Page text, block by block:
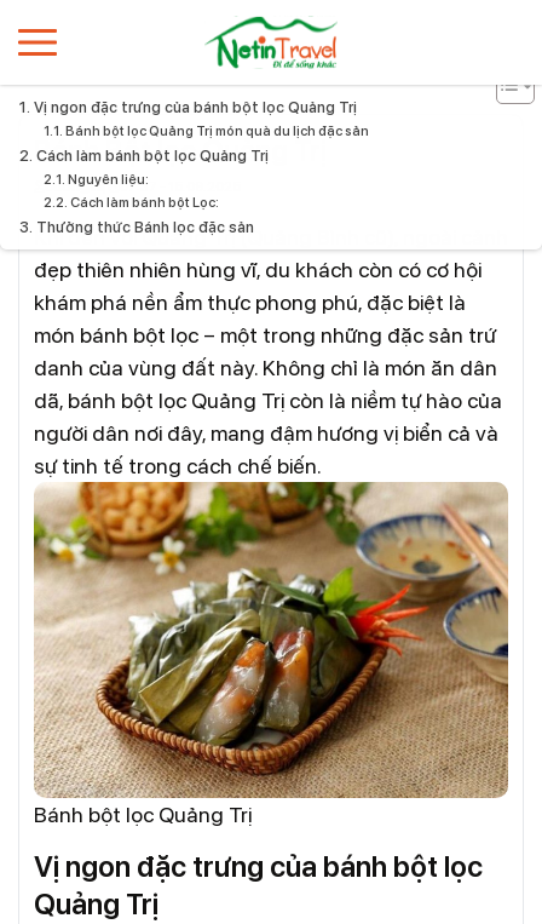
HomeBánh Bột lọc Quảng Trị
Bánh Bột lọc Quảng Trị
cuongtx 07:37 - 15.09.2025
Khi đến với Quảng Trị (Quảng Bình cũ), ngoài cảnh
đẹp thiên nhiên hùng vĩ, du khách còn có cơ hội
khám phá nền ẩm thực phong phú, đặc biệt là
món bánh bột lọc – một trong những đặc sản trứ
danh của vùng đất này. Không chỉ là món ăn dân
dã, bánh bột lọc Quảng Trị còn là niềm tự hào của
người dân nơi đây, mang đậm hương vị biển cả và
sự tinh tế trong cách chế biến.
Bánh bột lọc Quảng Trị
Vị ngon đặc trưng của bánh bột lọc
Quảng Trị
Vị ngon đặc trưng của bánh bột lọc Quảng Trị
Bánh bột lọc Quảng Trị món quà du lịch đặc sản
Cách làm bánh bột lọc Quảng Trị
Nguyên liệu:
Cách làm bánh bột Lọc:
Thưởng thức Bánh lọc đặc sản